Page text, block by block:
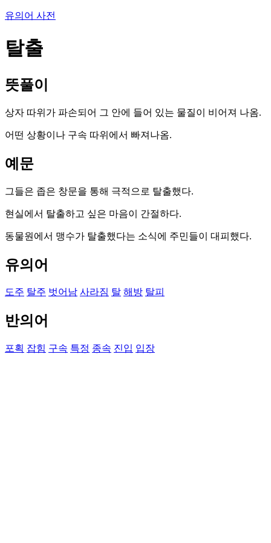
유의어 사전
탈출
뜻풀이
상자 따위가 파손되어 그 안에 들어 있는 물질이 비어져 나옴.
어떤 상황이나 구속 따위에서 빠져나옴.
예문
그들은 좁은 창문을 통해 극적으로 탈출했다.
현실에서 탈출하고 싶은 마음이 간절하다.
동물원에서 맹수가 탈출했다는 소식에 주민들이 대피했다.
유의어
도주 탈주 벗어남 사라짐 탈 해방 탈피
반의어
포획 잡힘 구속 특정 종속 진입 입장